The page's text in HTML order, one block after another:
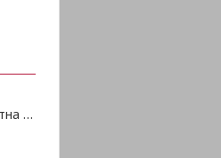
Препоръчително меню срещу пролетна умора